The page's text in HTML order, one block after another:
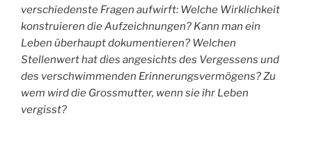
verschiedenste Fragen aufwirft: Welche Wirklichkeit
konstruieren die Aufzeichnungen? Kann man ein
Leben überhaupt dokumentieren? Welchen
Stellenwert hat dies angesichts des Vergessens und
des verschwimmenden Erinnerungsvermögens? Zu
wem wird die Grossmutter, wenn sie ihr Leben
vergisst?